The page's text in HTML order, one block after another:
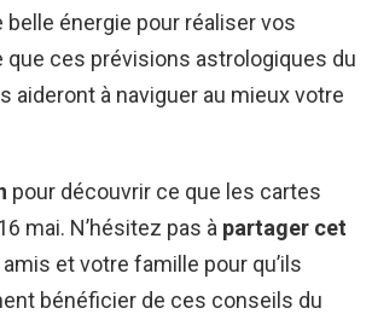
énergie pour réaliser vos
que ces prévisions astrologiques du
aideront à naviguer au mieux votre
pour découvrir ce que les cartes
mai. N’hésitez pas à partager cet
et votre famille pour qu’ils
bénéficier de ces conseils du